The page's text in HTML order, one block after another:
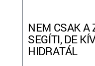
NEM CSAK A
SEGÍTI, DE
HIDRATÁL